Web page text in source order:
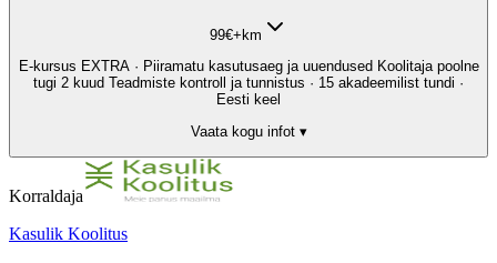
99€+km
E-kursus EXTRA · Piiramatu kasutusaeg ja uuendused Koolitaja poolne
tugi 2 kuud Teadmiste kontroll ja tunnistus · 15 akadeemilist tundi ·
Eesti keel
Vaata kogu infot ▾
Korraldaja
Kasulik Koolitus